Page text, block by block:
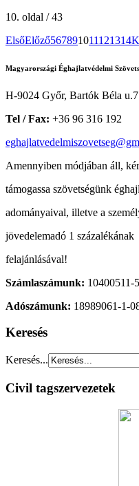
10. oldal / 43
ElsőElőző567891011121314
Magyarországi Éghajlatvédelmi
H-9024 Győr, Bartók Béla
Tel / Fax: +36 96 316 192
Amennyiben módjában áll,
támogassa szövetségünk
adományaival, illetve a
jövedelemadó 1 százalékának
felajánlásával!
Számlaszámunk: 10400511-
Adószámunk: 18989061-1-
Keresés
Keresés...
Civil tagszervezetek